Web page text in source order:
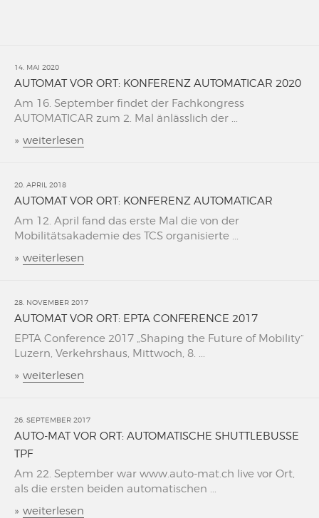
14. MAI 2020
AUTOMAT VOR ORT: KONFERENZ AUTOMATICAR 2020
Am 16. September findet der Fachkongress
AUTOMATICAR zum 2. Mal änlässlich der ...
» weiterlesen
20. APRIL 2018
AUTOMAT VOR ORT: KONFERENZ AUTOMATICAR
Am 12. April fand das erste Mal die von der
Mobilitätsakademie des TCS organisierte ...
» weiterlesen
28. NOVEMBER 2017
AUTOMAT VOR ORT: EPTA CONFERENCE 2017
EPTA Conference 2017 „Shaping the Future of Mobility“
Luzern, Verkehrshaus, Mittwoch, 8. ...
» weiterlesen
26. SEPTEMBER 2017
AUTO-MAT VOR ORT: AUTOMATISCHE SHUTTLEBUSSE
TPF
Am 22. September war www.auto-mat.ch live vor Ort,
als die ersten beiden automatischen ...
» weiterlesen